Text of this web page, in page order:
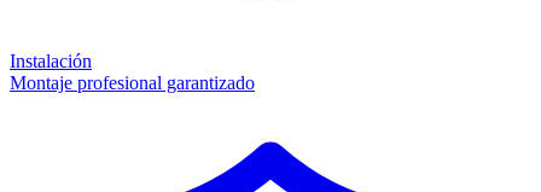
Instalación
Montaje profesional garantizado